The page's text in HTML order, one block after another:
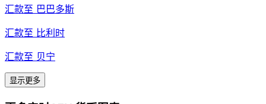
汇款至 巴巴多斯
汇款至 比利时
汇款至 贝宁
显示更多